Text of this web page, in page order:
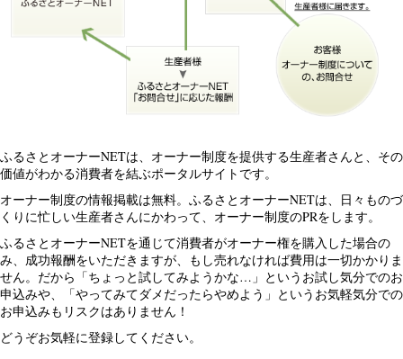
ふるさとオーナーNETは、オーナー制度を提供する生産者さんと、その
価値がわかる消費者を結ぶポータルサイトです。
オーナー制度の情報掲載は無料。ふるさとオーナーNETは、日々ものづ
くりに忙しい生産者さんにかわって、オーナー制度のPRをします。
ふるさとオーナーNETを通じて消費者がオーナー権を購入した場合の
み、成功報酬をいただきますが、もし売れなければ費用は一切かかりま
せん。だから「ちょっと試してみようかな…」というお試し気分でのお
申込みや、「やってみてダメだったらやめよう」というお気軽気分での
お申込みもリスクはありません！
どうぞお気軽に登録してください。